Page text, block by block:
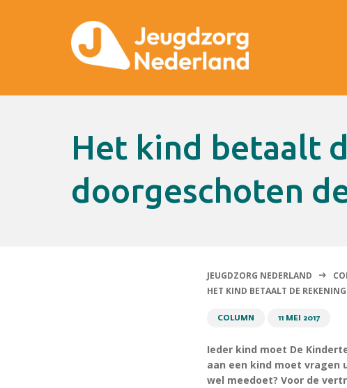
Het kind betaalt de rekening van
doorgeschoten
JEUGDZORG NEDERLAND
HET KIND BETAALT DE
COLUMN 11 MEI 2017
Ieder kind moet De
aan een kind moet
wel meedoet? Voor de